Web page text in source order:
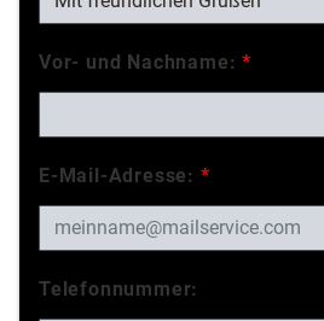
Vor- und Nachname:*
E-Mail-Adresse: *
Telefonnummer: